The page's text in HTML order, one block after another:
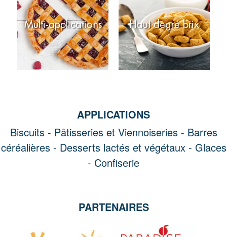
Multi-applications Haut degré brix
APPLICATIONS
Biscuits - Pâtisseries et Viennoiseries - Barres
céréalières - Desserts lactés et végétaux - Glaces
- Confiserie
PARTENAIRES